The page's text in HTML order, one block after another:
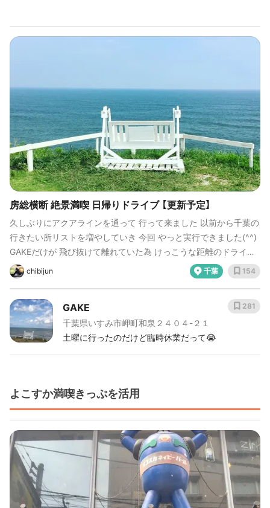
房総横断 絶景満喫 日帰りドライブ 【更新予定】
久しぶりにアクアラインを通って 行って来ました 以前から千葉の
行きたい所リストを増やしていき 今回 やっと実行できました(^^)
GAKEだけが 飛び抜けて離れていた為 けっこうな距離のドライブ
となりました。 おかけで あまり時間がなく、まだ他にも 訪れたい
所があるので、次回に持ち越しです。 なので 今後も更新予定です
chibijun 千葉 154
GAKE
千葉県いすみ市岬町和泉２４０４-２１
土曜に行ったのだけど臨時休業だって😭
281
よこすか満喫きっぷを活用